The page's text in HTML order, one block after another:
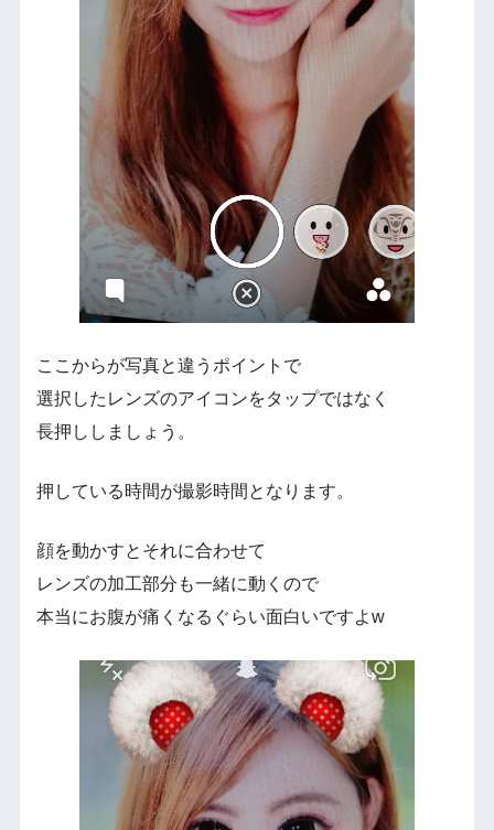
ここからが写真と違うポイントで
選択したレンズのアイコンをタップではなく
長押ししましょう。
押している時間が撮影時間となります。
顔を動かすとそれに合わせて
レンズの加工部分も一緒に動くので
本当にお腹が痛くなるぐらい面白いですよw